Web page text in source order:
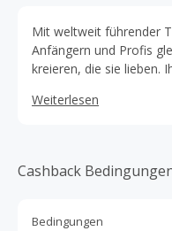
Mit weltweit führender
Anfängern und Profis
kreieren, die sie lieben.
Wohndekorationen.
Weiterlesen
Cashback
Bedingungen